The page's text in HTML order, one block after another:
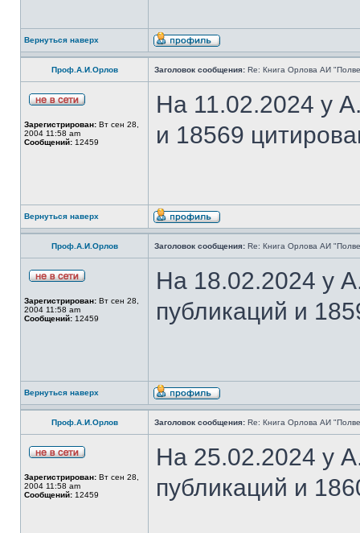
Вернуться наверх
Проф.А.И.Орлов Заголовок сообщения: Re: Книга Орлова АИ
Зарегистрирован: Вт сен 28,
2004 11:58 am
Сообщений: 12459
На 11.02.2024 у
и 18569
Вернуться наверх
Проф.А.И.Орлов Заголовок сообщения: Re: Книга Орлова АИ
Зарегистрирован: Вт сен 28,
2004 11:58 am
Сообщений: 12459
На 18.02.2024 у
публикаций и
Вернуться наверх
Проф.А.И.Орлов Заголовок сообщения: Re: Книга Орлова АИ
Зарегистрирован: Вт сен 28,
2004 11:58 am
Сообщений: 12459
На 25.02.2024 у
публикаций и